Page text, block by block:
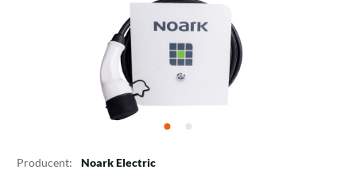
Producent:
Noark Electric